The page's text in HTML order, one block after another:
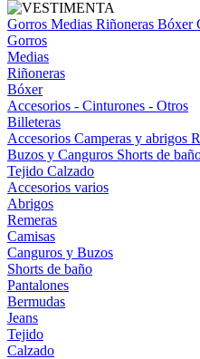
Gorros Medias Riñoneras Bóxer
Gorros
Medias
Riñoneras
Bóxer
Accesorios - Cinturones - Otros
Billeteras
Accesorios Camperas y abrigos
Buzos y Canguros Shorts de
Tejido Calzado
Accesorios varios
Abrigos
Remeras
Camisas
Canguros y Buzos
Shorts de baño
Pantalones
Bermudas
Jeans
Tejido
Calzado